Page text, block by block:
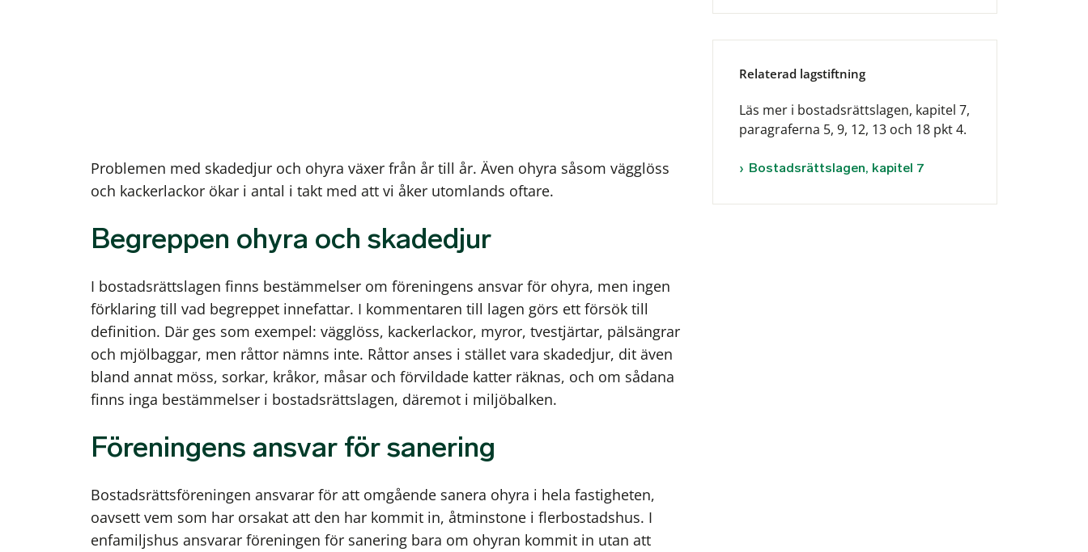
Relaterad lagstiftning
Läs mer i bostadsrättslagen, kapitel 7,
paragraferna 5, 9, 12, 13 och 18 pkt 4.
Bostadsrättslagen, kapitel 7
Problemen med skadedjur och ohyra växer från år till år. Även ohyra såsom vägglöss
och kackerlackor ökar i antal i takt med att vi åker utomlands oftare.
Begreppen ohyra och skadedjur
I bostadsrättslagen finns bestämmelser om föreningens ansvar för ohyra, men ingen
förklaring till vad begreppet innefattar. I kommentaren till lagen görs ett försök till
definition. Där ges som exempel: vägglöss, kackerlackor, myror, tvestjärtar, pälsängrar
och mjölbaggar, men råttor nämns inte. Råttor anses i stället vara skadedjur, dit även
bland annat möss, sorkar, kråkor, måsar och förvildade katter räknas, och om sådana
finns inga bestämmelser i bostadsrättslagen, däremot i miljöbalken.
Föreningens ansvar för sanering
Bostadsrättsföreningen ansvarar för att omgående sanera ohyra i hela fastigheten,
oavsett vem som har orsakat att den har kommit in, åtminstone i flerbostadshus. I
enfamiljshus ansvarar föreningen för sanering bara om ohyran kommit in utan att